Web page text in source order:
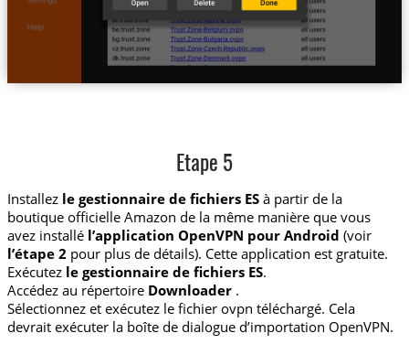
Etape 5
Installez le gestionnaire de fichiers ESà partir de la
boutique officielle Amazon de la même manière que vous
avez installé l’application OpenVPN pour Android (voir
l’étape 2 pour plus de détails). Cette application est gratuite.
Exécutez le gestionnaire de fichiers ES.
Accédez au répertoire Downloader.
Sélectionnez et exécutez le fichier ovpn téléchargé. Cela
devrait exécuter la boîte de dialogue d’importation OpenVPN.